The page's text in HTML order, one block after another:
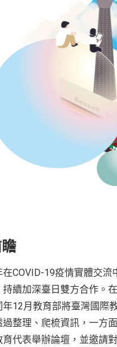
在COVID-19疫情實體交
持續加深臺日雙方合作。
年12月教育部將臺灣國際
過整理、爬梳資訊，一方
育代表舉辦論壇，並邀請